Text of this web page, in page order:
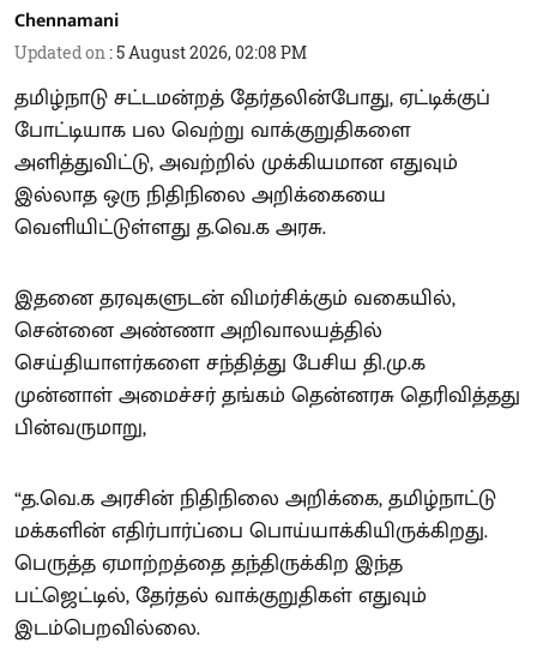
Chennamani
Updated on :5 August 2026, 02:08 PM
தமிழ்நாடு சட்டமன்றத் தேர்தலின்போது, ஏட்டிக்குப்
போட்டியாக பல வெற்று வாக்குறுதிகளை
அளித்துவிட்டு, அவற்றில் முக்கியமான எதுவும்
இல்லாத ஒரு நிதிநிலை அறிக்கையை
வெளியிட்டுள்ளது த.வெ.க அரசு.
இதனை தரவுகளுடன் விமர்சிக்கும் வகையில்,
சென்னை அண்ணா அறிவாலயத்தில்
செய்தியாளர்களை சந்தித்து பேசிய தி.மு.க
முன்னாள் அமைச்சர் தங்கம் தென்னரசு தெரிவித்தது
பின்வருமாறு,
“த.வெ.க அரசின் நிதிநிலை அறிக்கை, தமிழ்நாட்டு
மக்களின் எதிர்பார்ப்பை பொய்யாக்கியிருக்கிறது.
பெருத்த ஏமாற்றத்தை தந்திருக்கிற இந்த
பட்ஜெட்டில், தேர்தல் வாக்குறுதிகள் எதுவும்
இடம்பெறவில்லை.